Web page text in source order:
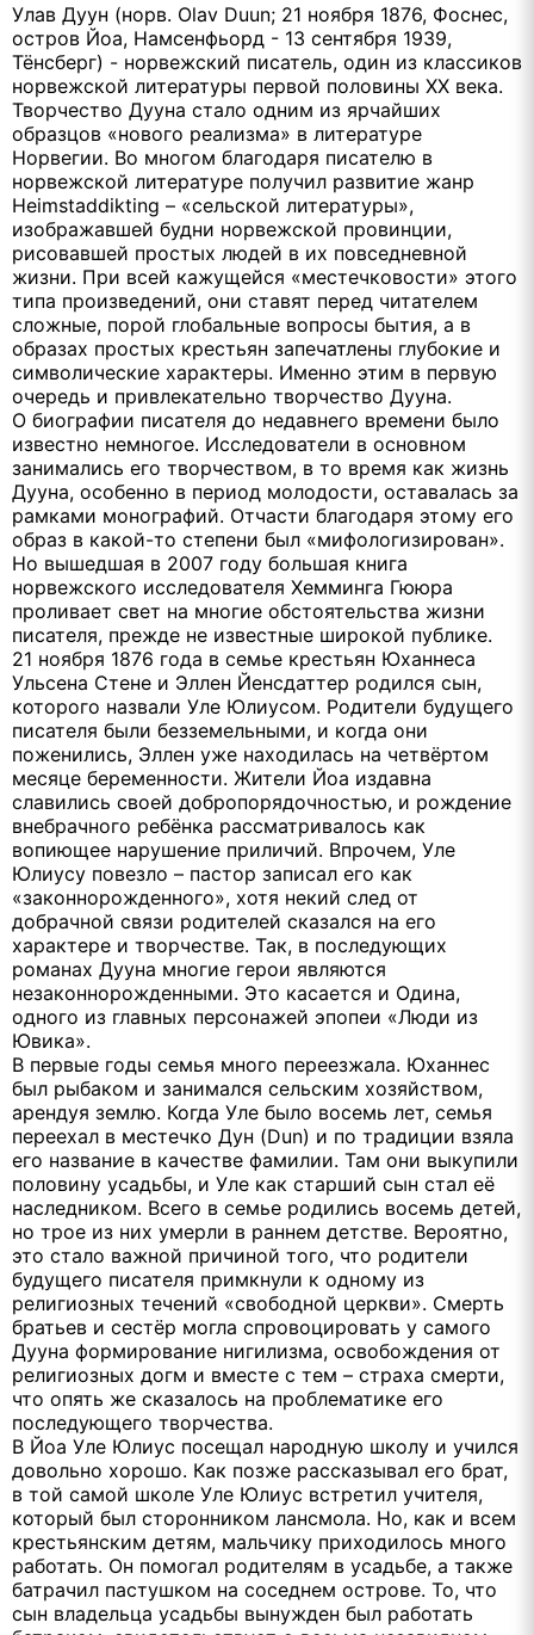
Улав Дуун (норв. Olav Duun; 21 ноября 1876, Фоснес,
остров Йоа, Намсенфьорд - 13 сентября 1939,
Тёнсберг) - норвежский писатель, один из классиков
норвежской литературы первой половины XX века.
Творчество Дууна стало одним из ярчайших
образцов «нового реализма» в литературе
Норвегии. Во многом благодаря писателю в
норвежской литературе получил развитие жанр
Heimstaddikting – «сельской литературы»,
изображавшей будни норвежской провинции,
рисовавшей простых людей в их повседневной
жизни. При всей кажущейся «местечковости» этого
типа произведений, они ставят перед читателем
сложные, порой глобальные вопросы бытия, а в
образах простых крестьян запечатлены глубокие и
символические характеры. Именно этим в первую
очередь и привлекательно творчество Дууна.
О биографии писателя до недавнего времени было
известно немногое. Исследователи в основном
занимались его творчеством, в то время как жизнь
Дууна, особенно в период молодости, оставалась за
рамками монографий. Отчасти благодаря этому его
образ в какой-то степени был «мифологизирован».
Но вышедшая в 2007 году большая книга
норвежского исследователя Хемминга Гююра
проливает свет на многие обстоятельства жизни
писателя, прежде не известные широкой публике.
21 ноября 1876 года в семье крестьян Юханнеса
Ульсена Стене и Эллен Йенсдаттер родился сын,
которого назвали Уле Юлиусом. Родители будущего
писателя были безземельными, и когда они
поженились, Эллен уже находилась на четвёртом
месяце беременности. Жители Йоа издавна
славились своей добропорядочностью, и рождение
внебрачного ребёнка рассматривалось как
вопиющее нарушение приличий. Впрочем, Уле
Юлиусу повезло – пастор записал его как
«законнорожденного», хотя некий след от
добрачной связи родителей сказался на его
характере и творчестве. Так, в последующих
романах Дууна многие герои являются
незаконнорожденными. Это касается и Одина,
одного из главных персонажей эпопеи «Люди из
Ювика».
В первые годы семья много переезжала. Юханнес
был рыбаком и занимался сельским хозяйством,
арендуя землю. Когда Уле было восемь лет, семья
переехал в местечко Дун (Dun) и по традиции взяла
его название в качестве фамилии. Там они выкупили
половину усадьбы, и Уле как старший сын стал её
наследником. Всего в семье родились восемь детей,
но трое из них умерли в раннем детстве. Вероятно,
это стало важной причиной того, что родители
будущего писателя примкнули к одному из
религиозных течений «свободной церкви». Смерть
братьев и сестёр могла спровоцировать у самого
Дууна формирование нигилизма, освобождения от
религиозных догм и вместе с тем – страха смерти,
что опять же сказалось на проблематике его
последующего творчества.
В Йоа Уле Юлиус посещал народную школу и учился
довольно хорошо. Как позже рассказывал его брат,
в той самой школе Уле Юлиус встретил учителя,
который был сторонником лансмола. Но, как и всем
крестьянским детям, мальчику приходилось много
работать. Он помогал родителям в усадьбе, а также
батрачил пастушком на соседнем острове. То, что
сын владельца усадьбы вынужден был работать